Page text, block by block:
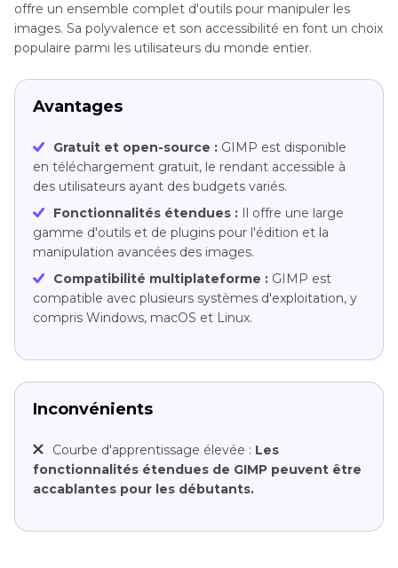
offre un ensemble complet d'outils pour manipuler les
images. Sa polyvalence et son accessibilité en font un choix
populaire parmi les utilisateurs du monde entier.
Avantages
Gratuit et open-source : GIMP est disponible
en téléchargement gratuit, le rendant accessible à
des utilisateurs ayant des budgets variés.
Fonctionnalités étendues : Il offre une large
gamme d'outils et de plugins pour l'édition et la
manipulation avancées des images.
Compatibilité multiplateforme : GIMP est
compatible avec plusieurs systèmes d'exploitation, y
compris Windows, macOS et Linux.
Inconvénients
Courbe d'apprentissage élevée : Les
fonctionnalités étendues de GIMP peuvent être
accablantes pour les débutants.